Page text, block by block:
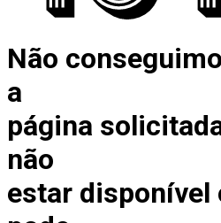
Não
a
página
não
estar disponível